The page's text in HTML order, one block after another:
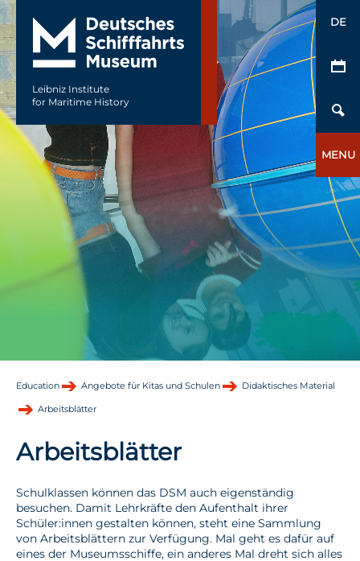
Leibniz Institute
for Maritime History
DE
MENU
Education Angebote für Kitas und Schulen Didaktisches Material
Arbeitsblätter
Arbeitsblätter
Schulklassen können das DSM auch eigenständig
besuchen. Damit Lehrkräfte den Aufenthalt ihrer
Schüler:innen gestalten können, steht eine Sammlung
von Arbeitsblättern zur Verfügung. Mal geht es dafür auf
eines der Museumsschiffe, ein anderes Mal dreht sich alles